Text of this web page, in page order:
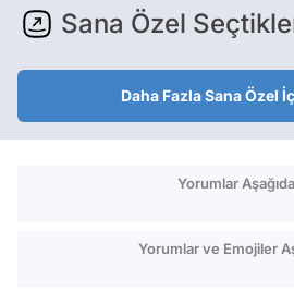
Sana Özel
Daha Fazla Sana Özel
Yorumlar Aşağıda
Yorumlar ve Emojiler